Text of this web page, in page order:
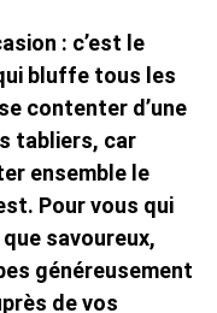
: c’est le
bluffe tous les
contenter d’une
tabliers, car
ensemble le
Pour vous qui
savoureux,
généreusement
de vos